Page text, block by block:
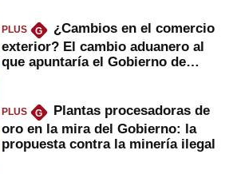
PLUS G
¿Cambios en el comercio
exterior? El cambio aduanero al
que apuntaría el Gobierno de
PLUS G
Plantas procesadoras de
oro en la mira del Gobierno: la
propuesta contra la minería ilegal